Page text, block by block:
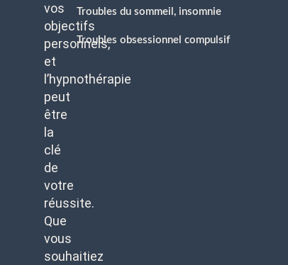
vos
objectifs
personnels,
et
l’hypnothérapie
peut
être
la
clé
de
votre
réussite.
Que
vous
souhaitiez
Troubles du sommeil, insomnie
Troubles obsessionnel compulsif